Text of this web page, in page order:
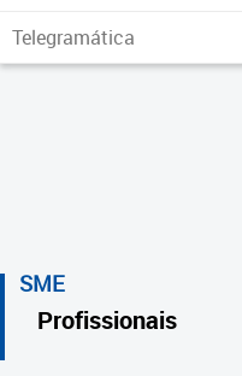
Telegramática
SME
Profissionais